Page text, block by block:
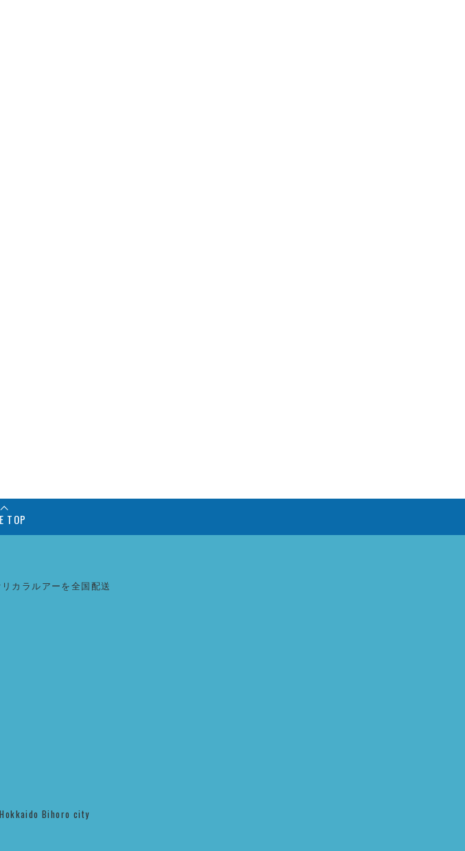
TOP
カラルアーを全国配送
Bihoro city